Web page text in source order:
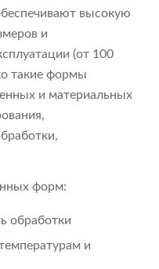
высокую
и
(от 100
такие формы
и материальных
форм:
обработки
и